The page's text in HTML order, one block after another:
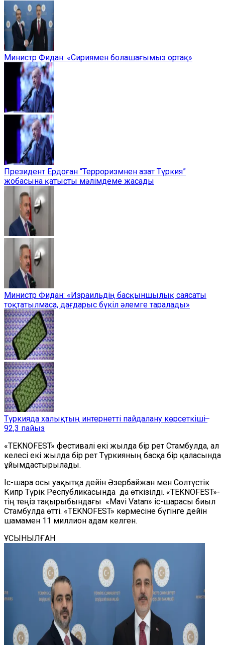
Министр Фидан: «Сириямен болашағымыз ортақ»
Президент Ердоған “Терроризмнен азат Түркия”
жобасына қатысты мәлімдеме жасады
Министр Фидан: «Израильдің басқыншылық саясаты
тоқтатылмаса, дағдарыс бүкіл әлемге таралады»
Түркияда халықтың интернетті пайдалану көрсеткіші ̶
92,3 пайыз
«TEKNOFEST» фестивалі екі жылда бір рет Стамбулда, ал
келесі екі жылда бір рет Түркияның басқа бір қаласында
ұйымдастырылады.
Іс-шара осы уақытқа дейін Әзербайжан мен Солтүстік
Кипр Түрік Республикасында да өткізілді. «TEKNOFEST»-
тің теңіз тақырыбындағы «Mavi Vatan» іс-шарасы биыл
Стамбулда өтті. «TEKNOFEST» көрмесіне бүгінге дейін
шамамен 11 миллион адам келген.
ҰСЫНЫЛҒАН